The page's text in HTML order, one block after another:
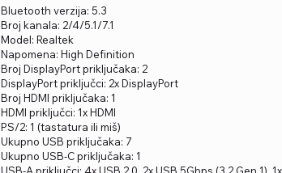
Bluetooth verzija: 5.3
Broj kanala: 2/4/5.1/7.1
Model: Realtek
Napomena: High Definition
Broj DisplayPort priključaka: 2
DisplayPort priključci: 2x DisplayPort
Broj HDMI priključaka: 1
HDMI priključci: 1x HDMI
PS/2: 1 (tastatura ili miš)
Ukupno USB priključaka: 7
Ukupno USB-C priključaka: 1
USB-A priključci: 4x USB 2.0, 2x USB 5Gbps (3.2 Gen 1),